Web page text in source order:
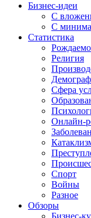
Бизнес-идеи
С
С
Статистика
Религия
Сфера
Онлайн-
Спорт
Войны
Разное
Обзоры
Бизнес-